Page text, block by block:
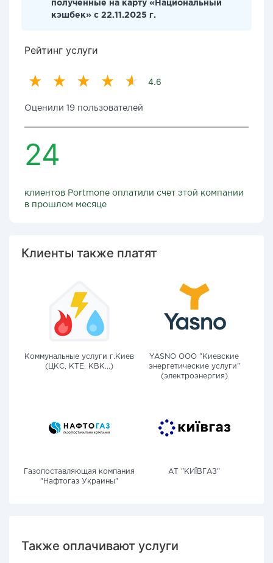
полученные на карту «Национальный
кэшбек» с 22.11.2025 г.
Рейтинг услуги
4.6
Оценили 19 пользователей
24
клиентов Portmone оплатили счет этой компании
в прошлом месяце
Клиенты также платят
Коммунальные услуги г.Киев
(ЦКС, КТЕ, КВК...)
YASNO OOO "Киевские
энергетические услуги"
(электроэнергия)
Газопоставляющая компания
"Нафтогаз Украины"
АТ "КИЇВГАЗ"
Также оплачивают услуги